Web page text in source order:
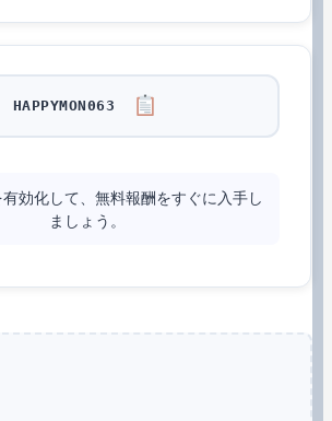
HAPPYMON063
効化して、無料報酬をすぐに入手し
ましょう。